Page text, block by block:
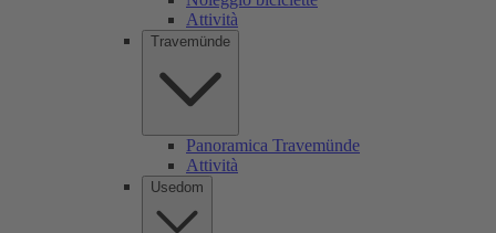
Attività
Travemünde
Panoramica Travemünde
Attività
Usedom